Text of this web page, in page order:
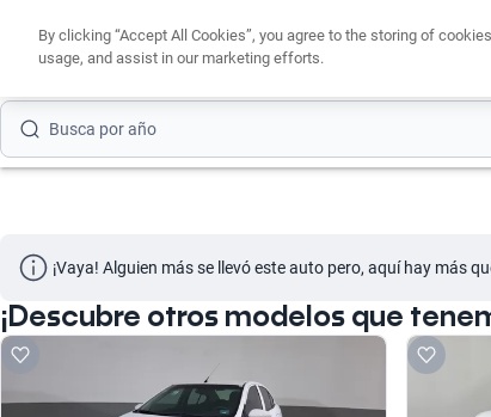
Busca por versión
Busca por marca
Busca por versión
Busca por año
¡Vaya! Alguien más se llevó este auto pero, aquí hay más
¡Descubre otros modelos que
By clicking “Accept All Cookies”, you agree to the storing of
usage, and assist in our marketing efforts.